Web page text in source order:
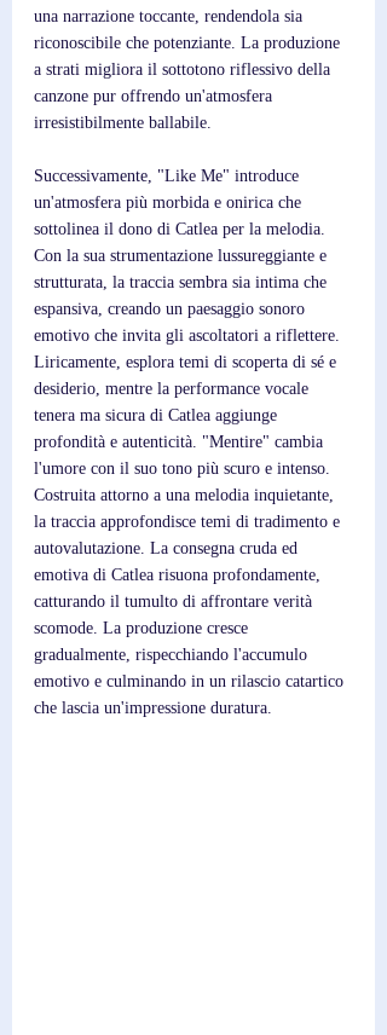
una narrazione toccante, rendendola sia
riconoscibile che potenziante. La produzione
a strati migliora il sottotono riflessivo della
canzone pur offrendo un'atmosfera
irresistibilmente ballabile.
Successivamente, "Like Me" introduce
un'atmosfera più morbida e onirica che
sottolinea il dono di Catlea per la melodia.
Con la sua strumentazione lussureggiante e
strutturata, la traccia sembra sia intima che
espansiva, creando un paesaggio sonoro
emotivo che invita gli ascoltatori a riflettere.
Liricamente, esplora temi di scoperta di sé e
desiderio, mentre la performance vocale
tenera ma sicura di Catlea aggiunge
profondità e autenticità. "Mentire" cambia
l'umore con il suo tono più scuro e intenso.
Costruita attorno a una melodia inquietante,
la traccia approfondisce temi di tradimento e
autovalutazione. La consegna cruda ed
emotiva di Catlea risuona profondamente,
catturando il tumulto di affrontare verità
scomode. La produzione cresce
gradualmente, rispecchiando l'accumulo
emotivo e culminando in un rilascio catartico
che lascia un'impressione duratura.